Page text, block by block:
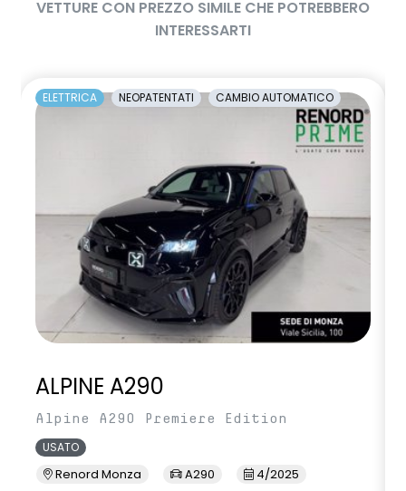
VETTURE CON PREZZO SIMILE CHE POTREBBERO
INTERESSARTI
ELETTRICA NEOPATENTATI CAMBIO AUTOMATICO
ALPINE A290
Alpine A290 Premiere Edition
USATO
Renord Monza A290
4/2025